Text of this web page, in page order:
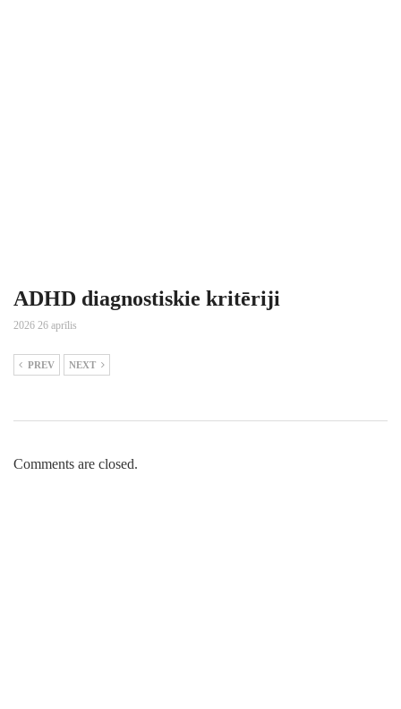
ADHD diagnostiskie kritēriji
2026 26 aprīlis
PREV NEXT
Comments are closed.